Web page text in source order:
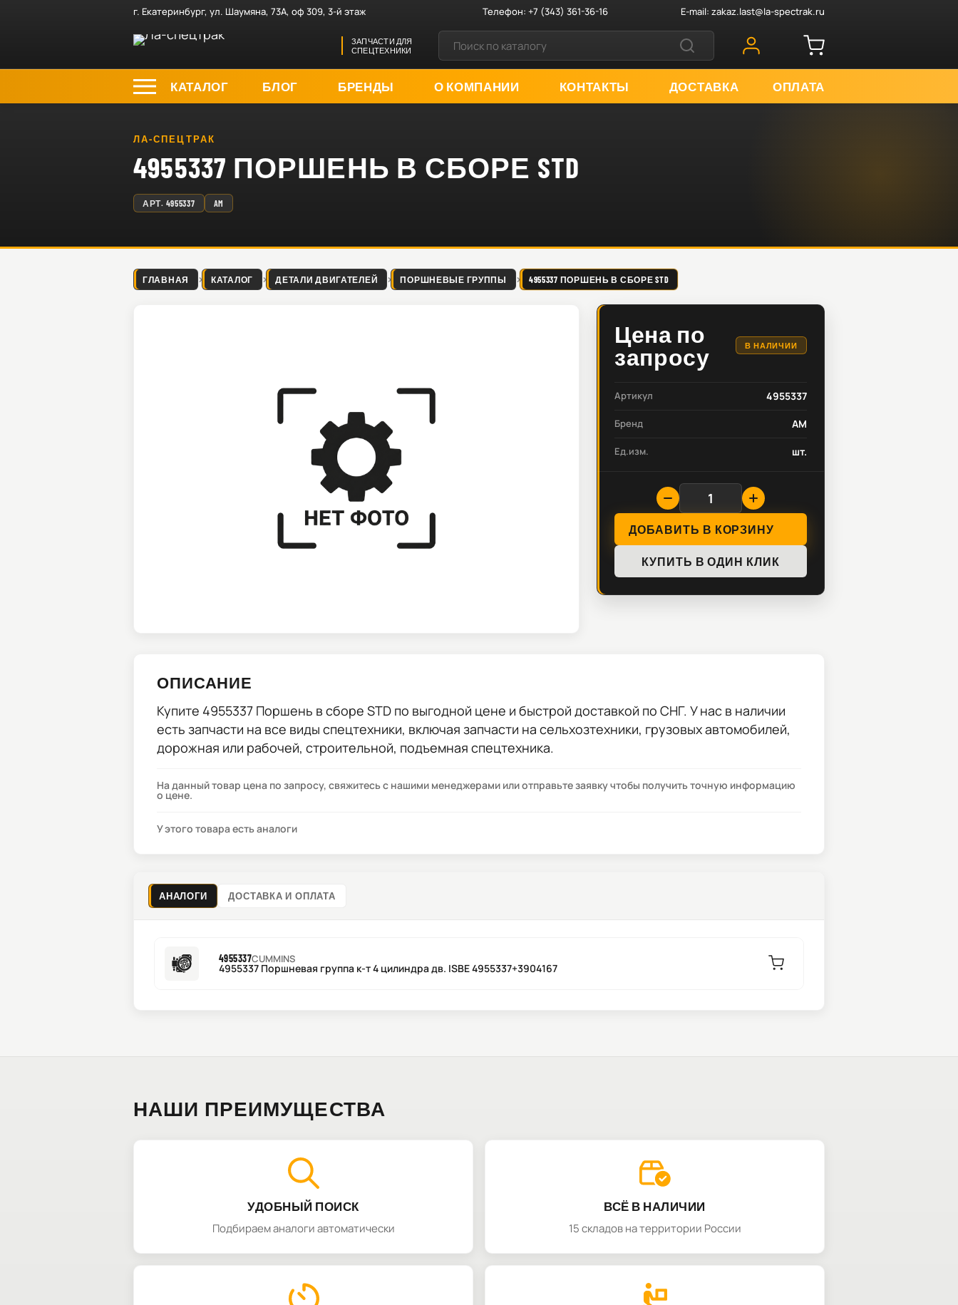
г. Екатеринбург, ул. Шаумяна, 73А, оф 309, 3-й этаж Телефон:+7 (343) 361-36-16 E-mail: zakaz.last@la-spectrak.ru
ЗАПЧАСТИ ДЛЯ
СПЕЦТЕХНИКИ
КАТАЛОГ БЛОГ БРЕНДЫ О КОМПАНИИ КОНТАКТЫ ДОСТАВКА ОПЛАТА
ЛА-СПЕЦТРАК
4955337 ПОРШЕНЬ В СБОРЕ STD
АРТ. 4955337 AM
ГЛАВНАЯ КАТАЛОГ ДЕТАЛИ ДВИГАТЕЛЕЙ ПОРШНЕВЫЕ ГРУППЫ 4955337 ПОРШЕНЬ В СБОРЕ STD
Цена по
запросу
В НАЛИЧИИ
Артикул 4955337
Бренд AM
Ед.изм. шт.
ДОБАВИТЬ В КОРЗИНУ
КУПИТЬ В ОДИН КЛИК
ОПИСАНИЕ
Купите 4955337 Поршень в сборе STD по выгодной цене и быстрой доставкой по СНГ. У нас в наличии
есть запчасти на все виды спецтехники, включая запчасти на сельхозтехники, грузовых автомобилей,
дорожная или рабочей, строительной, подъемная спецтехника.
На данный товар цена по запросу, свяжитесь с нашими менеджерами или отправьте заявку чтобы получить точную информацию
о цене.
У этого товара есть аналоги
АНАЛОГИ ДОСТАВКА И ОПЛАТА
4955337CUMMINS
4955337 Поршневая группа к-т 4 цилиндра дв. ISBE 4955337+3904167
НАШИ ПРЕИМУЩЕСТВА
УДОБНЫЙ ПОИСК
Подбираем аналоги автоматически
ВСЁ В НАЛИЧИИ
15 складов на территории России